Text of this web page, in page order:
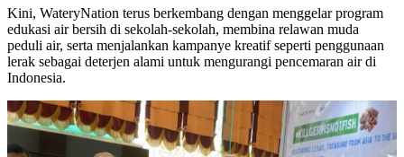
Kini, WateryNation terus berkembang dengan menggelar program
edukasi air bersih di sekolah-sekolah, membina relawan muda
peduli air, serta menjalankan kampanye kreatif seperti penggunaan
lerak sebagai deterjen alami untuk mengurangi pencemaran air di
Indonesia.